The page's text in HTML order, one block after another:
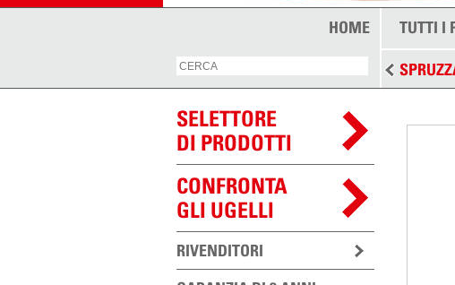
HOME TUTTI I
SELETTORE
DI PRODOTTI
CONFRONTA
GLI UGELLI
RIVENDITORI